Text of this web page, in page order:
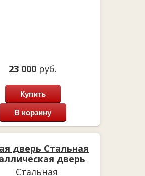
23 000 руб.
Купить
В корзину
дверь Стальная
дверь
Лекс 1А